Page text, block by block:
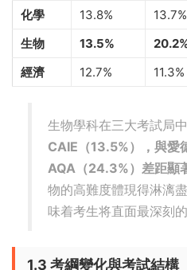
化學
13.8% 13.7%
生物
13.5%
經濟
12.7% 11.3%
生物學科在三大考試局中
CAIE（13.5%），與愛
AQA（24.3%）差距顯
物的高難度體現得淋漓
味着考生将直面最深刻的
1.3 考綱變化與考試結構